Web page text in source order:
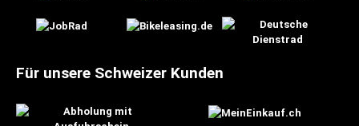
Für unsere Schweizer Kunden